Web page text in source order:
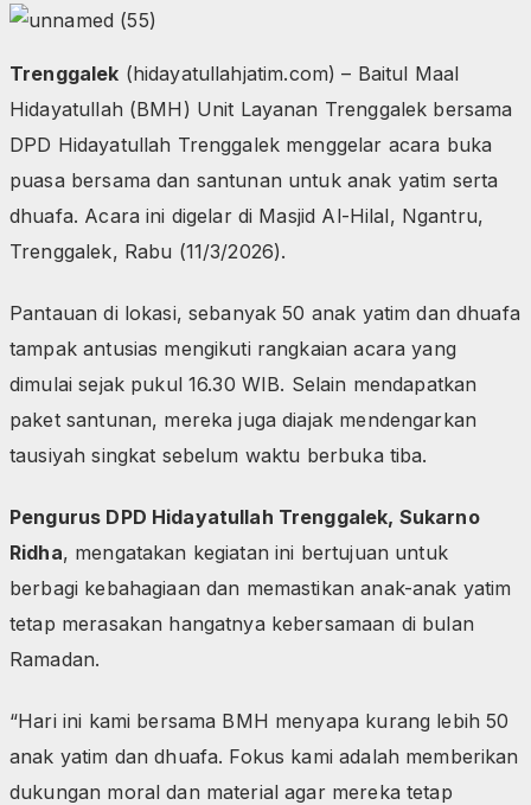
Trenggalek (hidayatullahjatim.com) – Baitul Maal
Hidayatullah (BMH) Unit Layanan Trenggalek bersama
DPD Hidayatullah Trenggalek menggelar acara buka
puasa bersama dan santunan untuk anak yatim serta
dhuafa. Acara ini digelar di Masjid Al-Hilal, Ngantru,
Trenggalek, Rabu (11/3/2026).
Pantauan di lokasi, sebanyak 50 anak yatim dan dhuafa
tampak antusias mengikuti rangkaian acara yang
dimulai sejak pukul 16.30 WIB. Selain mendapatkan
paket santunan, mereka juga diajak mendengarkan
tausiyah singkat sebelum waktu berbuka tiba.
Pengurus DPD Hidayatullah Trenggalek, Sukarno
Ridha, mengatakan kegiatan ini bertujuan untuk
berbagi kebahagiaan dan memastikan anak-anak yatim
tetap merasakan hangatnya kebersamaan di bulan
Ramadan.
“Hari ini kami bersama BMH menyapa kurang lebih 50
anak yatim dan dhuafa. Fokus kami adalah memberikan
dukungan moral dan material agar mereka tetap